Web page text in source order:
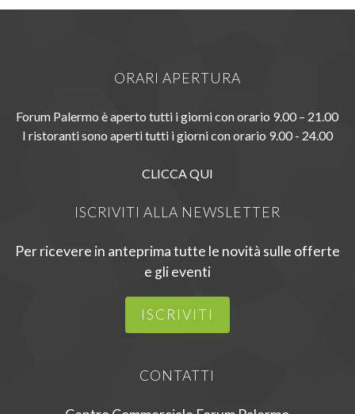
ORARI APERTURA
Forum Palermo è aperto tutti i giorni con orario 9.00 – 21.00
I ristoranti sono aperti tutti i giorni con orario 9.00 - 24.00
CLICCA QUI
ISCRIVITI ALLA NEWSLETTER
Per ricevere in anteprima tutte le novità sulle offerte
e gli eventi
ISCRIVITI
CONTATTI